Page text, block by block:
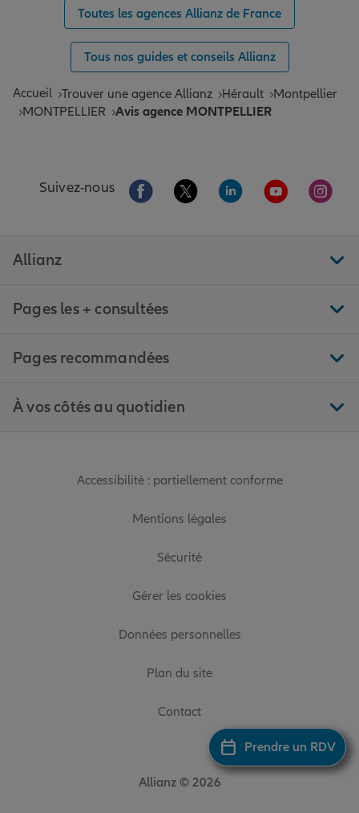
Prendre un RDV
Toutes les agences Allianz de France
Tous nos guides et conseils Allianz
Accueil Trouver une agence Allianz Hérault
Montpellier
MONTPELLIER
Avis agence MONTPELLIER
Suivez-nous Aller sur la page Facebook de Allianz
Aller sur la page Twitter de
Aller sur la page
Aller sur la
Aller
Allianz
Pages les + consultées
Pages recommandées
À vos côtés au quotidien
Accessibilité : partiellement conforme
Mentions légales
Sécurité
Gérer les cookies
Données personnelles
Plan du site
Contact
Allianz © 2026